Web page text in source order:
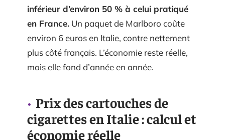
inférieur d’environ 50 % à celui pratiqué
en France. Un paquet de Marlboro coûte
environ 6 euros en Italie, contre nettement
plus côté français. L’économie reste réelle,
mais elle fond d’année en année.
Prix des cartouches de
cigarettes en Italie : calcul et
économie réelle